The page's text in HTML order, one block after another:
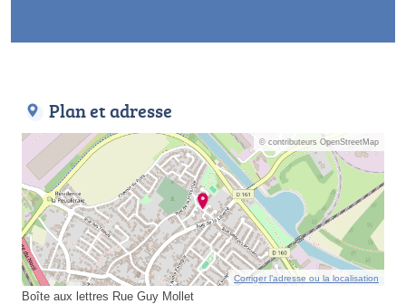
Plan et adresse
© contributeurs OpenStreetMap
Corriger l’adresse ou la localisation
Boîte aux lettres Rue Guy Mollet